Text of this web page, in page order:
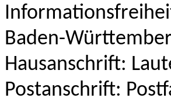
Baden-
Hausanschrift:
Postanschrift: